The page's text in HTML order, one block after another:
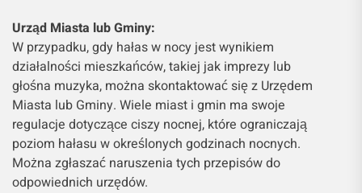
Urząd Miasta lub Gminy:
W przypadku, gdy hałas w nocy jest wynikiem
działalności mieszkańców, takiej jak imprezy lub
głośna muzyka, można skontaktować się z Urzędem
Miasta lub Gminy. Wiele miast i gmin ma swoje
regulacje dotyczące ciszy nocnej, które ograniczają
poziom hałasu w określonych godzinach nocnych.
Można zgłaszać naruszenia tych przepisów do
odpowiednich urzędów.